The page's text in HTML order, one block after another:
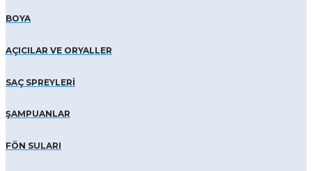
BOYA
AÇICILAR VE ORYALLER
SAÇ SPREYLERİ
ŞAMPUANLAR
FÖN SULARI